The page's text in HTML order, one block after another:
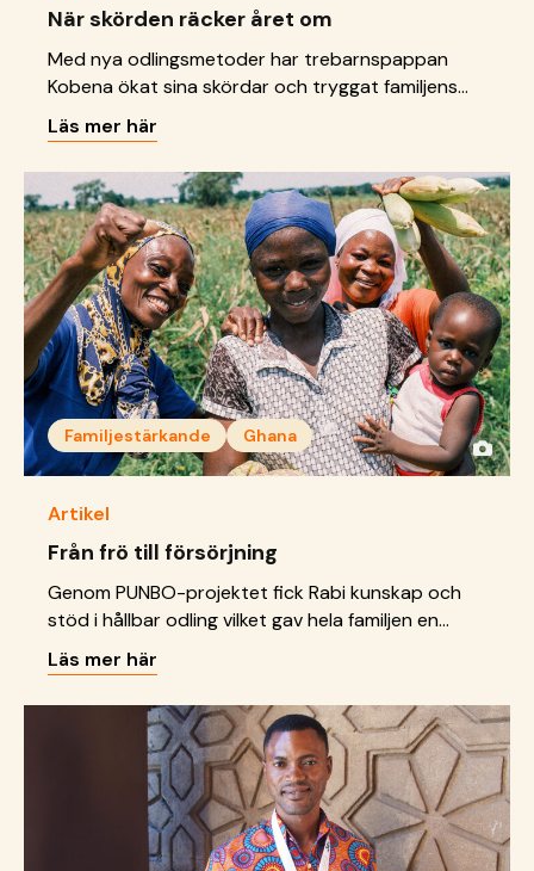
När skörden räcker året om
Med nya odlingsmetoder har trebarnspappan
Kobena ökat sina skördar och tryggat familjens
tillgång till mat.
Läs mer här
Familjestärkande Ghana
Artikel
Från frö till försörjning
Genom PUNBO-projektet fick Rabi kunskap och
stöd i hållbar odling vilket gav hela familjen en
tryggare vardag.
Läs mer här